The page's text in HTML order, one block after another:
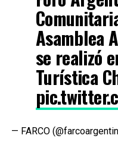
Asamblea
se realizó
Turística
— FARCO